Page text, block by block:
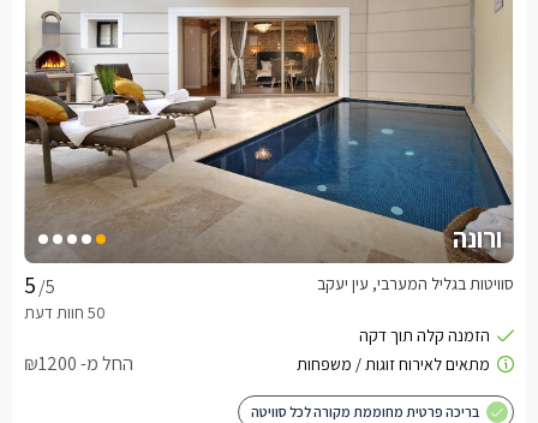
ורונה
/5 סוויטות בגליל המערבי, עין יעקב
החל מ- ₪1200
בריכה פרטית מחוממת מקורה לכל סוויטה